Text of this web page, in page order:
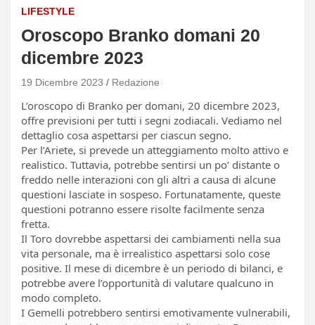
LIFESTYLE
Oroscopo Branko domani 20
dicembre 2023
19 Dicembre 2023 Redazione
L’oroscopo di Branko per domani, 20 dicembre 2023,
offre previsioni per tutti i segni zodiacali. Vediamo nel
dettaglio cosa aspettarsi per ciascun segno.
Per l’Ariete, si prevede un atteggiamento molto attivo e
realistico. Tuttavia, potrebbe sentirsi un po’ distante o
freddo nelle interazioni con gli altri a causa di alcune
questioni lasciate in sospeso. Fortunatamente, queste
questioni potranno essere risolte facilmente senza
fretta.
Il Toro dovrebbe aspettarsi dei cambiamenti nella sua
vita personale, ma è irrealistico aspettarsi solo cose
positive. Il mese di dicembre è un periodo di bilanci, e
potrebbe avere l’opportunità di valutare qualcuno in
modo completo.
I Gemelli potrebbero sentirsi emotivamente vulnerabili,